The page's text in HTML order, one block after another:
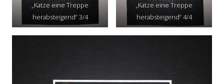
„Katze eine Treppe
herabsteigend“ 3/4
„Katze eine Treppe
herabsteigend“ 4/4